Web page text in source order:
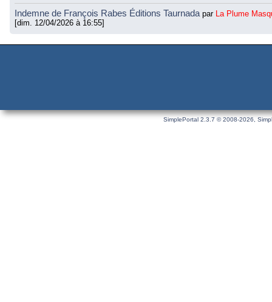
Indemne de François Rabes Éditions Taurnada par La Plume
[dim. 12/04/2026 à 16:55]
SimplePortal 2.3.7 © 2008-2026,